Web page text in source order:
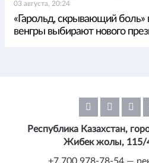
03 августа, 20:24
«Гарольд, скрывающий боль»
венгры выбирают нового
Республика Казахстан,
Жибек жолы, 115/